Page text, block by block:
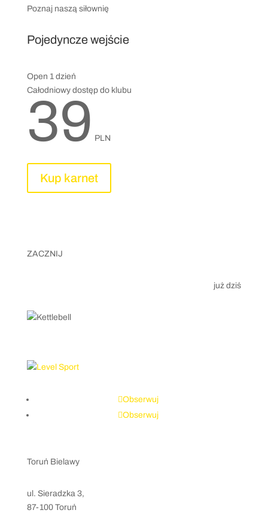
Poznaj naszą siłownię
Pojedyncze wejście
Open 1 dzień
Całodniowy dostęp do klubu
39 PLN
Kup karnet
ZACZNIJ
już dziś
Obserwuj
Obserwuj
Toruń Bielawy
ul. Sieradzka 3,
87-100 Toruń